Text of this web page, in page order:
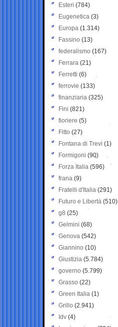
Esteri (784)
Eugenetica (3)
Europa (1.314)
Fassino (13)
federalismo (167)
Ferrara (21)
Ferretti (6)
ferrovie (133)
finanziaria (325)
Fini (821)
fioriere (5)
Fitto (27)
Fontana di Trevi (1)
Formigoni (90)
Forza Italia (596)
frana (9)
Fratelli d'Italia (291)
Futuro e Libertà (510)
g8 (25)
Gelmini (68)
Genova (542)
Giannino (10)
Giustizia (5.784)
governo (5.799)
Grasso (22)
Green Italia (1)
Grillo (2.941)
Idv (4)